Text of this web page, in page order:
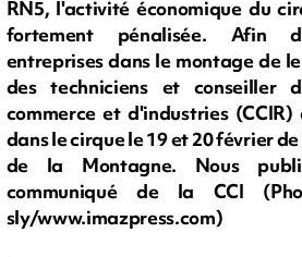
RN5, l'activité économique du
fortement pénalisée. Afin
entreprises dans le montage de
des techniciens et conseiller
commerce et d'industries
dans le cirque le 19 et 20 février
de la Montagne. Nous
communiqué de la CCI
sly/www.imazpress.com)